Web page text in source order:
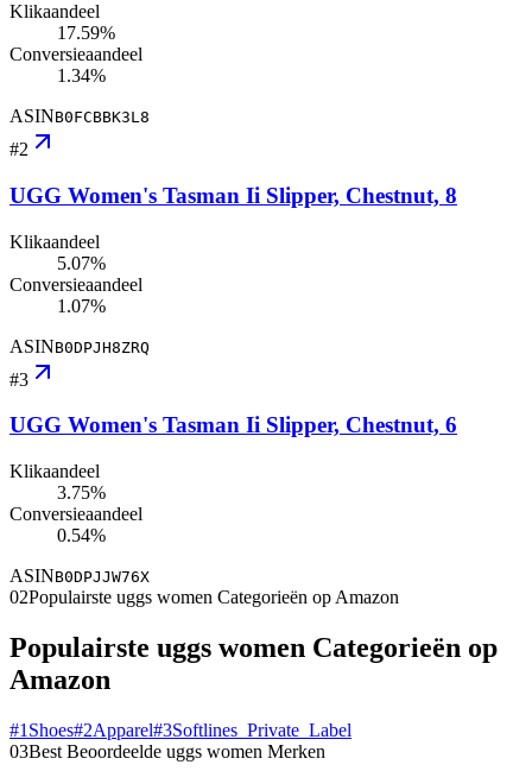
Klikaandeel
17.59%
Conversieaandeel
1.34%
ASINB0FCBBK3L8
#2
UGG Women's Tasman Ii Slipper, Chestnut, 8
Klikaandeel
5.07%
Conversieaandeel
1.07%
ASINB0DPJH8ZRQ
#3
UGG Women's Tasman Ii Slipper, Chestnut, 6
Klikaandeel
3.75%
Conversieaandeel
0.54%
ASINB0DPJJW76X
02Populairste uggs women Categorieën op Amazon
Populairste uggs women Categorieën op
Amazon
#1 Shoes#2Apparel#3Softlines_Private_Label
03Best Beoordeelde uggs women Merken